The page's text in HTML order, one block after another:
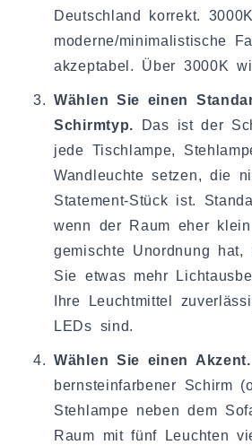
Deutschland korrekt.
moderne/minimalistische
akzeptabel. Über 3000K
Wählen Sie einen
Schirmtyp. Das ist der
jede Tischlampe,
Wandleuchte setzen, die
Statement-Stück ist.
wenn der Raum eher
gemischte Unordnung hat,
Sie etwas mehr
Ihre Leuchtmittel
LEDs sind.
Wählen Sie einen Akzent.
bernsteinfarbener Schirm
Stehlampe neben dem
Raum mit fünf Leuchten